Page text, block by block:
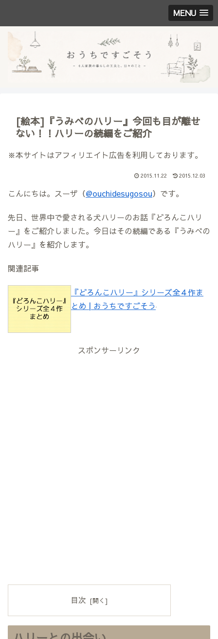
MENU
[絵本]『うみべのハリー』今回も目が離せ
ない！！ハリーの続編をご紹介
※本サイトはアフィリエイト広告を利用しております。
2015.11.22 2015.12.03
こんにちは。スーザ（@ouchidesugosou）です。
先日、世界中で愛される犬ハリーのお話『どろんこハリ
ー』をご紹介しました。今日はその続編である『うみべの
ハリー』を紹介します。
関連記事
『どろんこハリー』シリーズ全４作ま
とめ | おうちですごそう
スポンサーリンク
目次